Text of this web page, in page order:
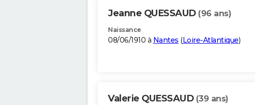
Jeanne QUESSAUD (96 ans)
Naissance
08/06/1910 à Nantes (Loire-Atlantique)
Valerie QUESSAUD (39 ans)